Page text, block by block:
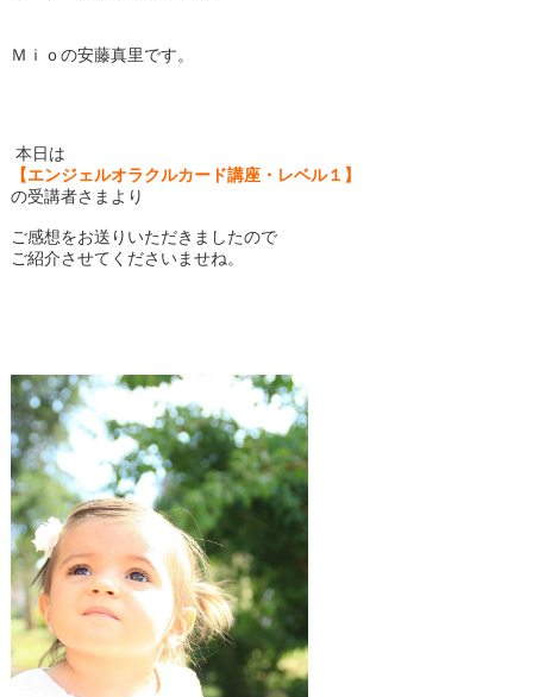
Ｍｉｏの安藤真里です。
本日は
【エンジェルオラクルカード講座・レベル１】
の受講者さまより
ご感想をお送りいただきましたので
ご紹介させてくださいませね。